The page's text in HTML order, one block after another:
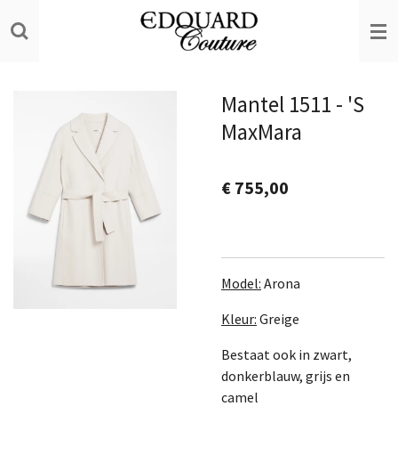
direct
Mantel 1511 - 'S
MaxMara
€ 755,00
Model: Arona
Kleur: Greige
Bestaat ook in zwart,
donkerblauw, grijs en
camel